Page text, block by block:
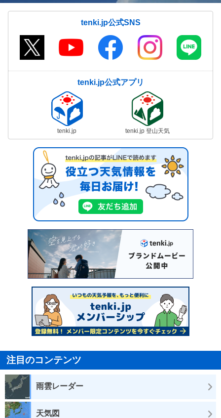
tenki.jp公式SNS
tenki.jp公式アプリ
tenki.jp tenki.jp 登山天気
注目のコンテンツ
雨雲レーダー
天気図